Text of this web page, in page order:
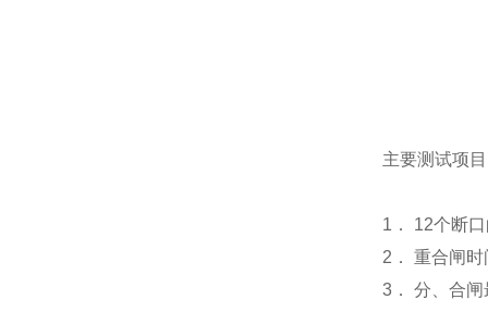
主要测试项目
1． 12个断
2． 重合闸时
3． 分、合